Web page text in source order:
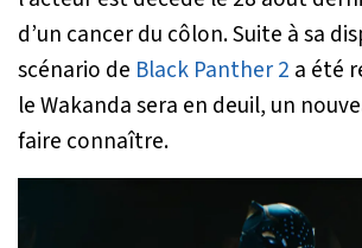
d’un cancer du côlon. Suite à sa
scénario de Black Panther 2 a été
le Wakanda sera en deuil, un
faire connaître.